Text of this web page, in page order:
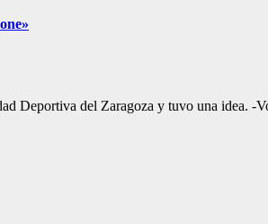
Deportiva del Zaragoza y tuvo una idea.